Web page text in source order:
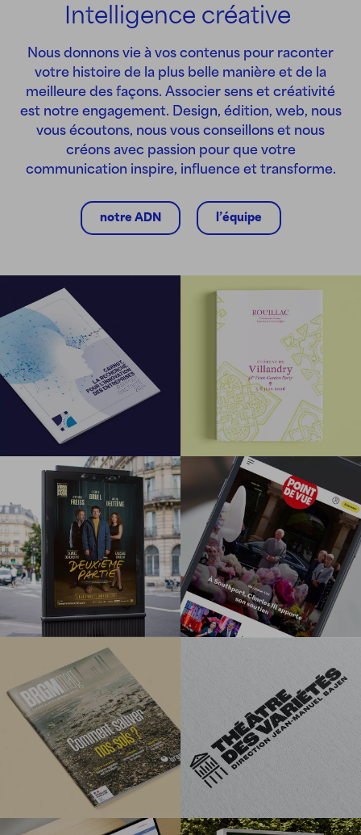
Intelligence créative
Nous donnons vie à vos contenus pour raconter
votre histoire de la plus belle manière et de la
meilleure des façons. Associer sens et créativité
est notre engagement. Design, édition, web, nous
vous écoutons, nous vous conseillons et nous
créons avec passion pour que votre
communication inspire, influence et transforme.
notre ADN l’équipe